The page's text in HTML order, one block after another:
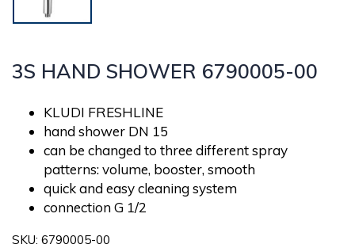
3S HAND SHOWER 6790005-00
KLUDI FRESHLINE
hand shower DN 15
can be changed to three different spray
patterns: volume, booster, smooth
quick and easy cleaning system
connection G 1/2
SKU: 6790005-00